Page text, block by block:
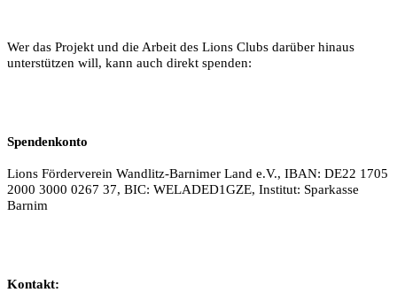
Wer das Projekt und die Arbeit des Lions Clubs darüber hinaus
unterstützen will, kann auch direkt spenden:
Spendenkonto
Lions Förderverein Wandlitz-Barnimer Land e.V., IBAN: DE22 1705
2000 3000 0267 37, BIC: WELADED1GZE, Institut: Sparkasse
Barnim
Kontakt: